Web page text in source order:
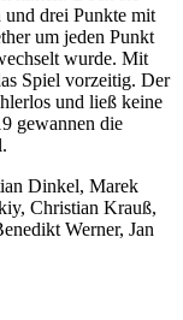
drei Punkte mit
um jeden Punkt
wurde. Mit
Spiel vorzeitig. Der
und ließ keine
gewannen die
Dinkel, Marek
Christian Krauß,
Werner, Jan